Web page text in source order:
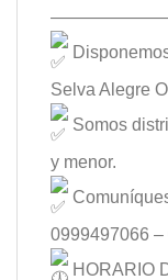
Selva Alegre
Somos
y menor.
0999497066
HORARIO